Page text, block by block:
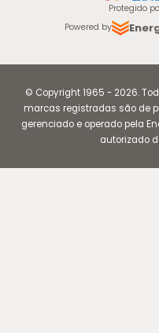
Protegido
Powered by
© Copyright1965 - 2026.
marcas registradas são de
gerenciado e operado pela
autorizado